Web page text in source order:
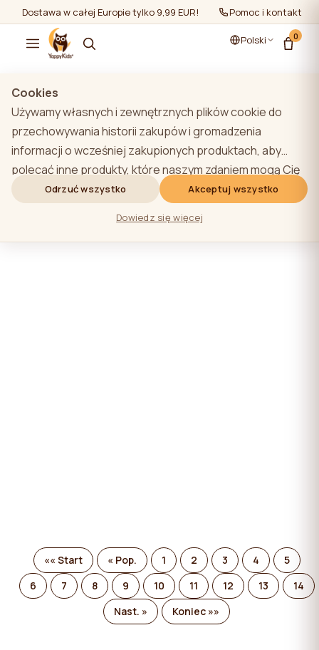
Dostawa w całej Europie tylko 9,99 EUR! Pomoc i kontakt
Polski 0
Wszystkie produkty
Filtry Najbardziej popularne
Tutaj jeszcze nic nie ma
«« Start « Pop. 1 2 3 4
5
6
7 8 9 10 11 12 13
14
Nast. »
Koniec »»
Cookies
Używamy własnych i zewnętrznych plików cookie do
przechowywania historii zakupów i gromadzenia
informacji o wcześniej zakupionych produktach, aby
polecać inne produkty, które naszym zdaniem mogą Cię
zainteresować. Aby dowiedzieć się więcej o naszej
polityce plików cookie, kliknij przycisk "Dowiedz się
więcej". Użytkownik może wyrazić zgodę na wszystkie
pliki cookie, klikając przycisk "Akceptuj wszystko" lub
Odrzuć wszystko Akceptuj wszystko
Dowiedz się więcej